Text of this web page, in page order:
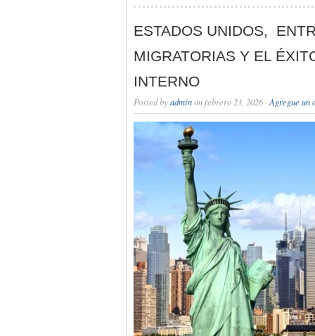
ESTADOS UNIDOS,
MIGRATORIAS Y EL
INTERNO
Posted byadminon febrero 23, 2026 · Agregue un